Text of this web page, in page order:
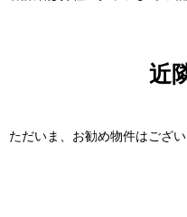
近
ただいま、お勧め物件はござい